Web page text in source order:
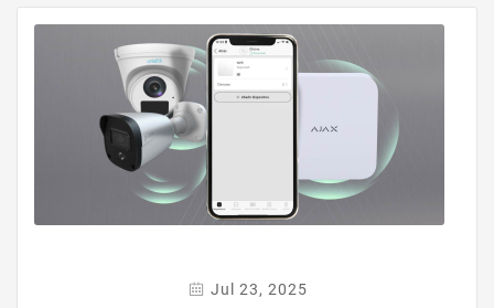
funcionalidades que fazem dele um dos smartphones
mais poderosos do mercado.
Jul 23, 2025